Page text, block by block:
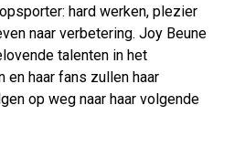
hard werken, plezier
naar verbetering. Joy Beune
talenten in het
en haar fans zullen haar
op weg naar haar volgende